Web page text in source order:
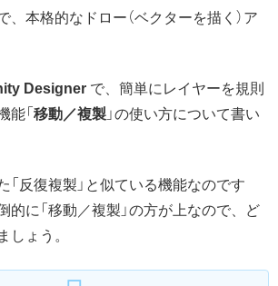
、本格的なドロー（ベクターを描く）ア
Designer で、簡単にレイヤーを規則
「 移動／複製 」の使い方について書い
「反復複製」と似ている機能なのです
的に「移動／複製」の方が上なので、ど
しょう。